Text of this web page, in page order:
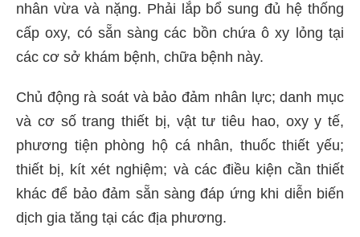
nhân vừa và nặng. Phải lắp bổ sung đủ hệ thống
cấp oxy, có sẵn sàng các bồn chứa ô xy lỏng tại
các cơ sở khám bệnh, chữa bệnh này.
Chủ động rà soát và bảo đảm nhân lực; danh mục
và cơ số trang thiết bị, vật tư tiêu hao, oxy y tế,
phương tiện phòng hộ cá nhân, thuốc thiết yếu;
thiết bị, kít xét nghiệm; và các điều kiện cần thiết
khác để bảo đảm sẵn sàng đáp ứng khi diễn biến
dịch gia tăng tại các địa phương.